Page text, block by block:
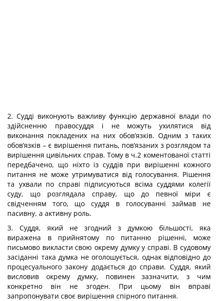
2. Судді виконують важливу функцію державної влади по
здійсненню правосуддя і не можуть ухилятися від
виконання покладених на них обов’язків. Одним з таких
обов’язків – є вирішення питань, пов’язаних з розглядом та
вирішення цивільних справ. Тому в ч.2 коментованої статті
передбачено, що ніхто із суддів при вирішенні кожного
питання не може утримуватися від голосування. Рішення
та ухвали по справі підписуються всіма суддями колегії
суду, що розглядала справу, що до певної міри є
свідченням того, що суддя в голосуванні займав не
пасивну, а активну роль.
3. Суддя, який не згодний з думкою більшості, яка
виражена в прийнятому по питанню рішенні, може
письмово викласти свою окрему думку у справі. В судовому
засіданні така думка не оголошується, однак відповідно до
процесуального закону додається до справи. Суддя, який
висловив окрему думку, повинен зазначити, з чим
конкретно він не згоден. При цьому він вправі
запропонувати своє вирішення спірного питання.